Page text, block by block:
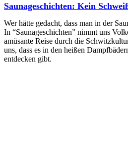
Saunageschichten: Kein
Wer hätte gedacht, dass man in der
In “Saunageschichten” nimmt uns
amüsante Reise durch die
uns, dass es in den heißen
entdecken gibt.